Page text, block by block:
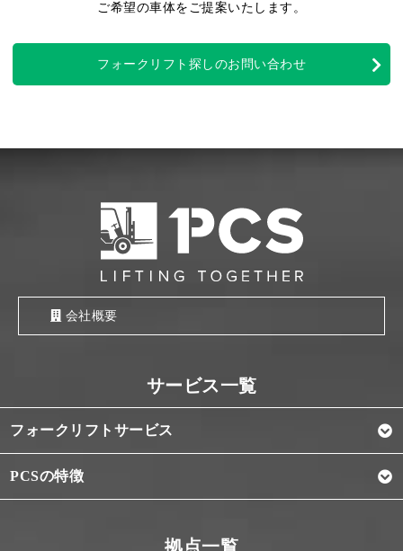
ご希望の車体をご提案いたします。
フォークリフト探しのお問い合わせ
会社概要
フォークリフトサービス
PCSの特徴